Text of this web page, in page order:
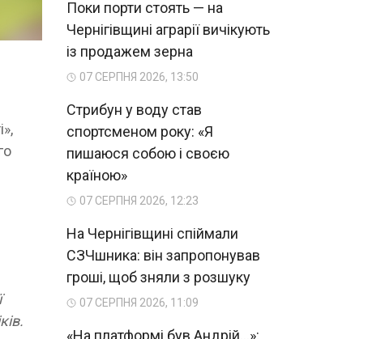
Поки порти стоять — на
Чернігівщині аграрії вичікують
із продажем зерна
07 СЕРПНЯ 2026, 13:50
Стрибун у воду став
спортсменом року: «Я
пишаюся собою і своєю
країною»
07 СЕРПНЯ 2026, 12:23
На Чернігівщині спіймали
СЗЧшника: він запропонував
гроші, щоб зняли з розшуку
07 СЕРПНЯ 2026, 11:09
«На платформі був Андрій...»: